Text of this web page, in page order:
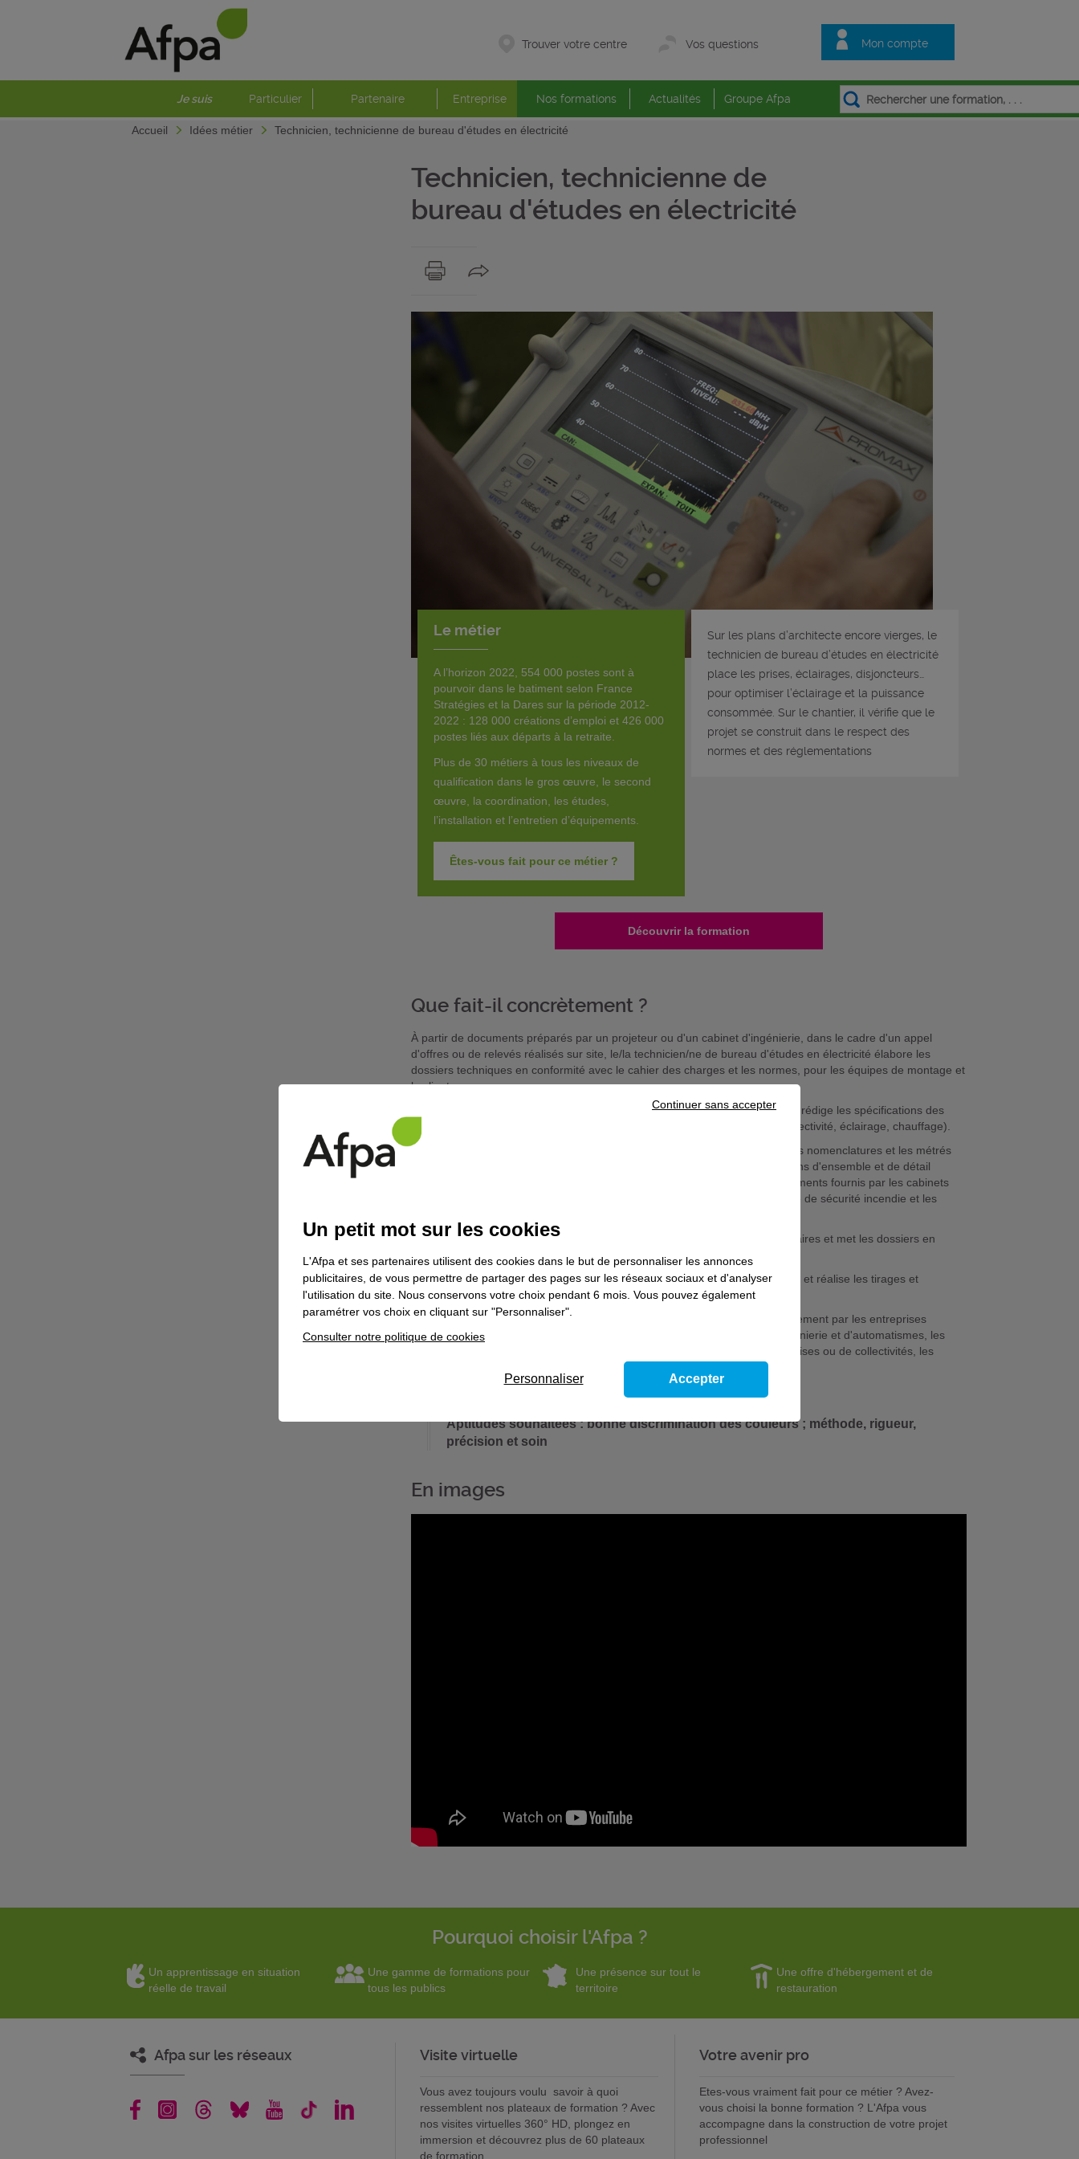
Mon compte
Trouver votre centre Vos questions
Je suis Particulier Partenaire Entreprise Nos formations Actualités Groupe Afpa
Accueil Idées métier Technicien, technicienne de bureau d'études en électricité
Technicien, technicienne de
bureau d'études en électricité
Le métier
A l’horizon 2022, 554 000 postes sont à
pourvoir dans le batiment selon France
Stratégies et la Dares sur la période 2012-
2022 : 128 000 créations d’emploi et 426 000
postes liés aux départs à la retraite.
Plus de 30 métiers à tous les niveaux de
qualification dans le gros œuvre, le second
œuvre, la coordination, les études,
l’installation et l’entretien d’équipements.
Êtes-vous fait pour ce métier ?
Sur les plans d’architecte encore vierges, le
technicien de bureau d’études en électricité
place les prises, éclairages, disjoncteurs…
pour optimiser l’éclairage et la puissance
consommée. Sur le chantier, il vérifie que le
projet se construit dans le respect des
normes et des réglementations
Découvrir la formation
Que fait-il concrètement ?
À partir de documents préparés par un projeteur ou d'un cabinet d'ingénierie, dans le cadre d'un appel
d'offres ou de relevés réalisés sur site, le/la technicien/ne de bureau d'études en électricité élabore les
dossiers techniques en conformité avec le cahier des charges et les normes, pour les équipes de montage et
le client.
Il/elle effectue les calculs requis pour dimensionner l'installation électrique et rédige les spécifications des
équipements et des machines (bilans de puissances, sections de câbles, sélectivité, éclairage, chauffage).
Il/elle recherche le matériel dans les catalogues constructeurs pour établir les nomenclatures et les métrés
de matériels. Il/elle dessine ensuite les schémas électriques et établit les plans d'ensemble et de détail
nécessaires à aux travaux. Il/elle intègre à ses dossiers les études et les éléments fournis par les cabinets
d'ingénierie extérieurs et les fabricants d'équipement, notamment le système de sécurité incendie et les
Lors de modifications et en fin de chantier, il/elle fait les mises à jour nécessaires et met les dossiers en
conformité avec la réalité des travaux.
Il/elle utilise pour ce travail un logiciel de DAO (dessin assisté par ordinateur) et réalise les tirages et
diffusions nécessaires prévus au contrat.
Le/la technicien/ne de bureau d'études en électricité est employé/e principalement par les entreprises
d'équipement électrique, les cabinets spécialisés et bureaux d'études, d'ingénierie et d'automatismes, les
bureaux d'études, bureaux de méthodes ou services travaux neufs d'entreprises ou de collectivités, les
Aptitudes souhaitées : bonne discrimination des couleurs ; méthode, rigueur,
précision et soin
En images
Pourquoi choisir l'Afpa ?
Un apprentissage en situation
réelle de travail
Une gamme de formations pour
tous les publics
Une présence sur tout le
territoire
Une offre d'hébergement et de
restauration
Afpa sur les réseaux Visite virtuelle
Vous avez toujours voulu savoir à quoi
ressemblent nos plateaux de formation ? Avec
nos visites virtuelles 360° HD, plongez en
immersion et découvrez plus de 60 plateaux
de formation.
Votre avenir pro
Etes-vous vraiment fait pour ce métier ? Avez-
vous choisi la bonne formation ? L'Afpa vous
accompagne dans la construction de votre projet
professionnel
Un petit mot sur les cookies
L'Afpa et ses partenaires utilisent des cookies dans le but de personnaliser les annonces
publicitaires, de vous permettre de partager des pages sur les réseaux sociaux et d'analyser
l'utilisation du site. Nous conservons votre choix pendant 6 mois. Vous pouvez également
paramétrer vos choix en cliquant sur "Personnaliser".
Consulter notre politique de cookies
Continuer sans accepter
Personnaliser Accepter